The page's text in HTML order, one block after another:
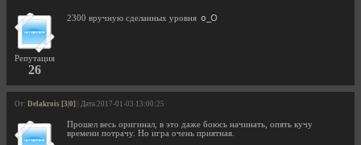
Репутация
26
2300 вручную сделанных уровня
От: Delakrois [3|0] | Дата 2017-01-03 13:00:25
Прошел весь оригинал, в это даже боюсь начинать, опять кучу
времени потрачу. Но игра очень приятная.